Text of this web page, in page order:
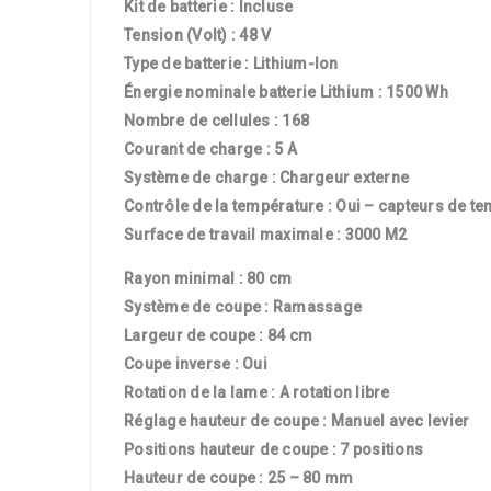
Kit de batterie : Incluse
Tension (Volt) : 48 V
Type de batterie : Lithium-Ion
Énergie nominale batterie Lithium : 1500 Wh
Nombre de cellules : 168
Courant de charge : 5 A
Système de charge : Chargeur externe
Contrôle de la température : Oui – capteurs de
Surface de travail maximale : 3000 M2
Rayon minimal : 80 cm
Système de coupe : Ramassage
Largeur de coupe : 84 cm
Coupe inverse : Oui
Rotation de la lame : A rotation libre
Réglage hauteur de coupe : Manuel avec levier
Positions hauteur de coupe : 7 positions
Hauteur de coupe : 25 – 80 mm